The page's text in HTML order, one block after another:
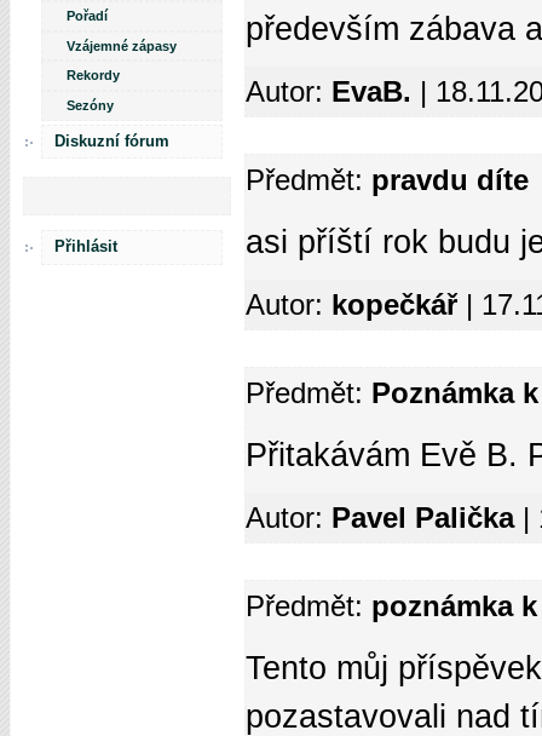
Pořadí
Vzájemné zápasy
Rekordy
Sezóny
Diskuzní fórum
Přihlásit
především zábava
Autor: EvaB. |
Předmět: pravdu díte
asi příští rok budu
Autor: kopečkář |
Předmět: Poznámka
Přitakávám Evě B.
Autor: Pavel Palička |
Předmět: poznámka
Tento můj
pozastavovali nad